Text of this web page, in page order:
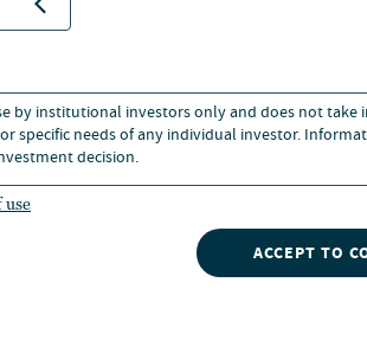
by institutional investors only and does not take
specific needs of any individual investor.
decision.
use
ACCEPT TO